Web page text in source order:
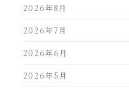
2026年8月
2026年7月
2026年6月
2026年5月